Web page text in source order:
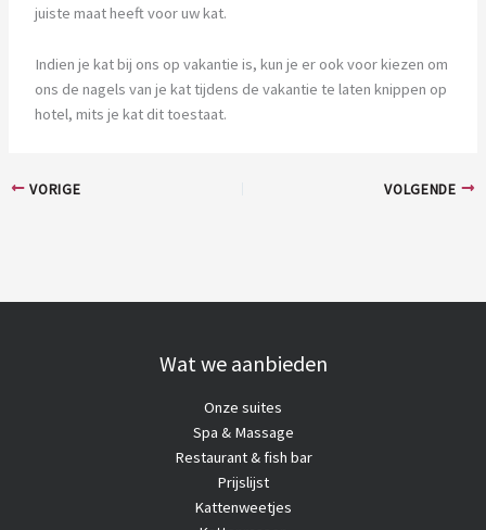
juiste maat heeft voor uw kat.
Indien je kat bij ons op vakantie is, kun je er ook voor kiezen om
ons de nagels van je kat tijdens de vakantie te laten knippen op
hotel, mits je kat dit toestaat.
VORIGE VOLGENDE
Wat we aanbieden
Onze suites
Spa & Massage
Restaurant & fish bar
Prijslijst
Kattenweetjes